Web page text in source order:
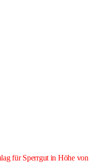
für Sperrgut in Höhe von